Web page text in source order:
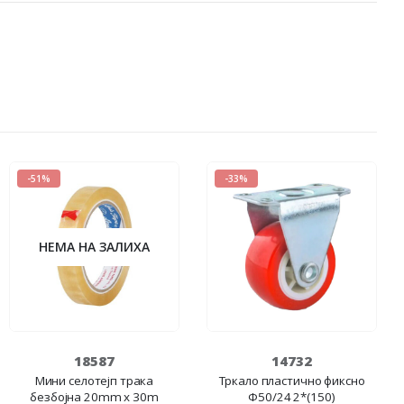
-51%
НЕМА НА ЗАЛИХА
18587
Мини селотејп трака
безбојна 20mm x 30m
-33%
14732
Тркало пластично фиксно
Ф50/24 2*(150)